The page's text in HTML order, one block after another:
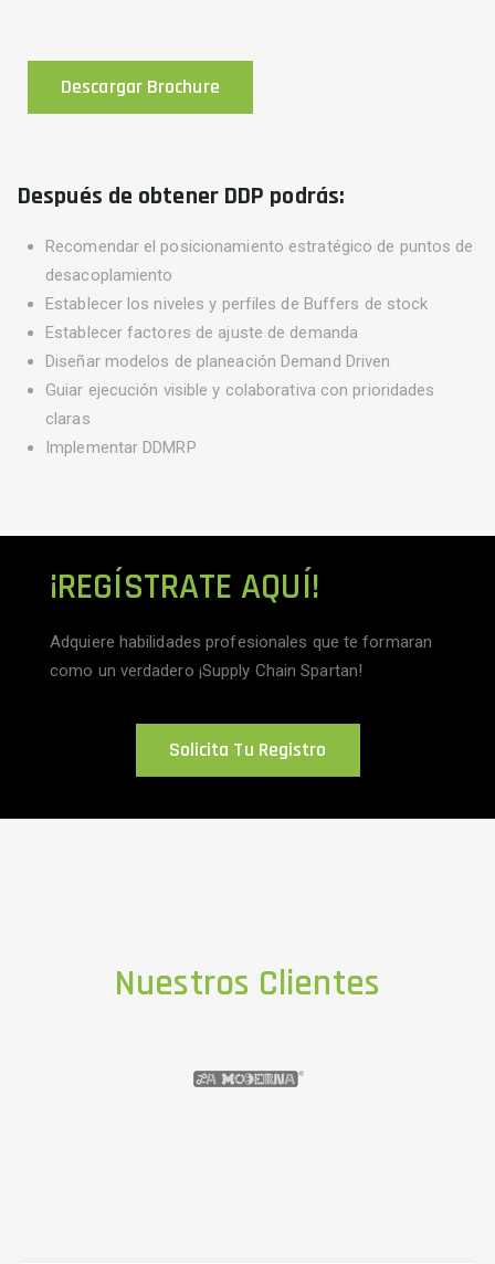
Descargar Brochure
Después de obtener DDP podrás:
Recomendar el posicionamiento estratégico de puntos de
desacoplamiento
Establecer los niveles y perfiles de Buffers de stock
Establecer factores de ajuste de demanda
Diseñar modelos de planeación Demand Driven
Guiar ejecución visible y colaborativa con prioridades
claras
Implementar DDMRP
¡REGÍSTRATE AQUÍ!
Adquiere habilidades profesionales que te formaran
como un verdadero ¡Supply Chain Spartan!
Solicita Tu Registro
Nuestros Clientes